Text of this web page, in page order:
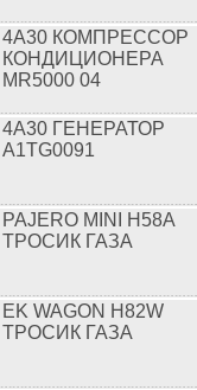
4A30 КОМПРЕССОР
КОНДИЦИОНЕРА
MR5000 04
4A30 ГЕНЕРАТОР
A1TG0091
PAJERO MINI H58A
ТРОСИК ГАЗА
EK WAGON H82W
ТРОСИК ГАЗА